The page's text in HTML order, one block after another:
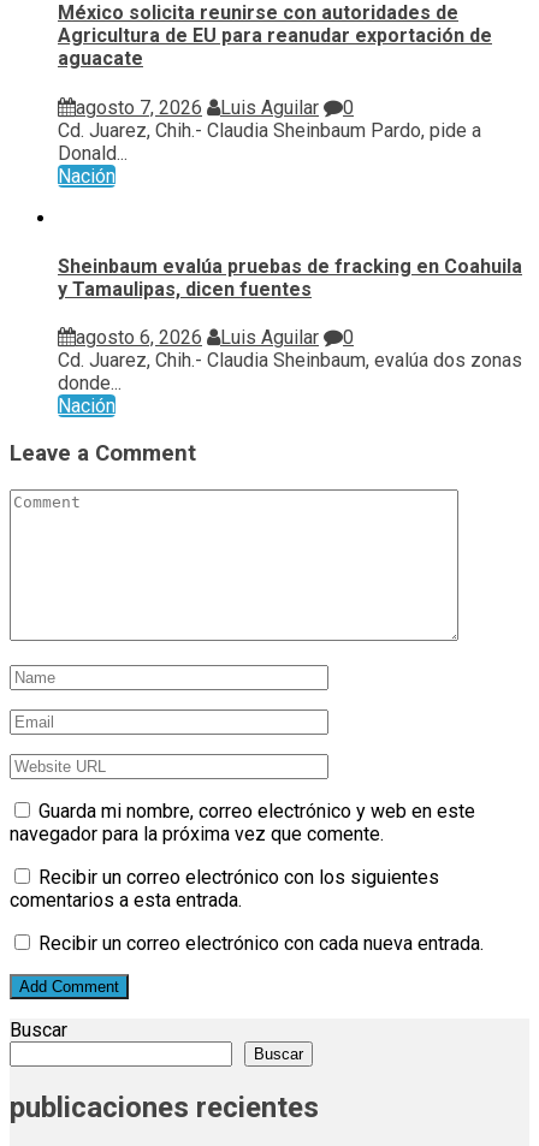
México solicita reunirse con autoridades de
Agricultura de EU para reanudar exportación de
aguacate
agosto 7, 2026 Luis Aguilar
0
Cd. Juarez, Chih.- Claudia Sheinbaum Pardo, pide a
Donald...
Nación
Sheinbaum evalúa pruebas de fracking en Coahuila
y Tamaulipas, dicen fuentes
agosto 6, 2026 Luis Aguilar
0
Cd. Juarez, Chih.- Claudia Sheinbaum, evalúa ⁠dos zonas
donde...
Nación
Leave a Comment
Guarda mi nombre, correo electrónico y web en este
navegador para la próxima vez que comente.
Recibir un correo electrónico con los siguientes
comentarios a esta entrada.
Recibir un correo electrónico con cada nueva entrada.
Buscar
Buscar
publicaciones recientes